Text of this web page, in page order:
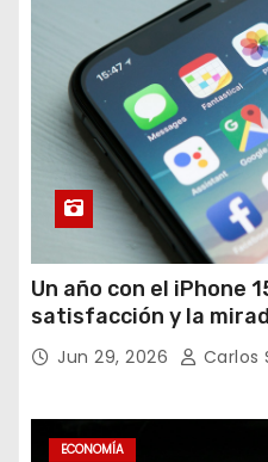
Un año con el iPhone
satisfacción y la
vieneJun 29, 2026 Carlos
ECONOMÍA